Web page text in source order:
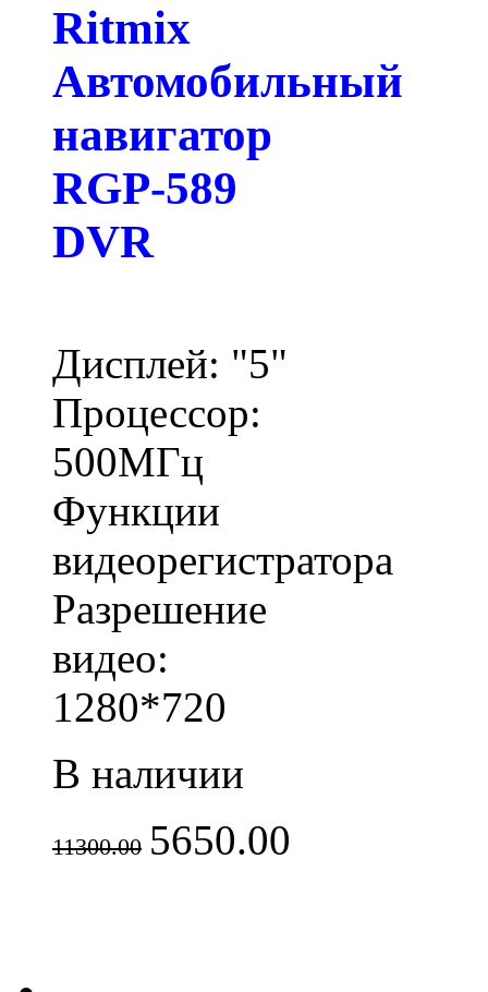
Ritmix
Автомобильный
навигатор
RGP-589
DVR
Дисплей: "5"
Процессор:
500МГц
Функции
видеорегистратора
Разрешение
видео:
1280*720
В наличии
11300.00 5650.00